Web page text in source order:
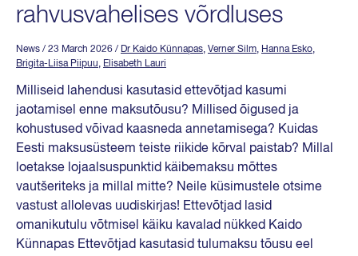
rahvusvahelises võrdluses
News / 23 March 2026 / Dr Kaido Künnapas, Verner Silm, Hanna Esko,
Brigita-Liisa Piipuu, Elisabeth Lauri
Milliseid lahendusi kasutasid ettevõtjad kasumi
jaotamisel enne maksutõusu? Millised õigused ja
kohustused võivad kaasneda annetamisega? Kuidas
Eesti maksusüsteem teiste riikide kõrval paistab? Millal
loetakse lojaalsuspunktid käibemaksu mõttes
vautšeriteks ja millal mitte? Neile küsimustele otsime
vastust allolevas uudiskirjas! Ettevõtjad lasid
omanikutulu võtmisel käiku kavalad nükked Kaido
Künnapas Ettevõtjad kasutasid tulumaksu tõusu eel